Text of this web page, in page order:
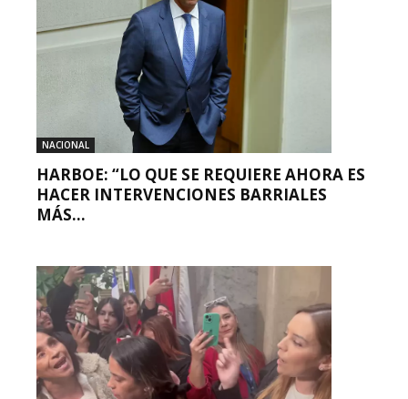
NACIONAL
HARBOE: “LO QUE SE REQUIERE AHORA ES
HACER INTERVENCIONES BARRIALES
MÁS...